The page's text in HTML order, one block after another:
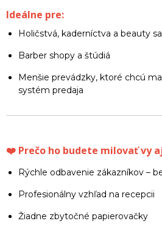
Ideálne pre:
Holičstvá, kaderníctva a beauty
Barber shopy a štúdiá
Menšie prevádzky, ktoré chcú
systém predaja
❤️ Prečo ho budete milovať vy
Rýchle odbavenie zákazníkov –
Profesionálny vzhľad na recepcii
Žiadne zbytočné papierovačky